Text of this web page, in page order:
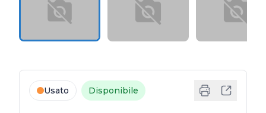
Usato Disponibile